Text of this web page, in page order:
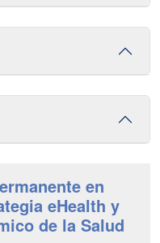
en
eHealth y
de la Salud